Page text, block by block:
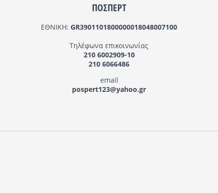
ΠΟΣΠΕΡΤ
ΕΘΝΙΚΗ: GR3901101800000018048007100
Τηλέφωνα επικοινωνίας
210 6002909-10
210 6066486
email
pospert123@yahoo.gr